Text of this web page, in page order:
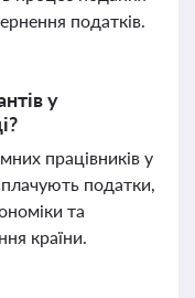
податків.
у
працівників у
податки,
та
країни.